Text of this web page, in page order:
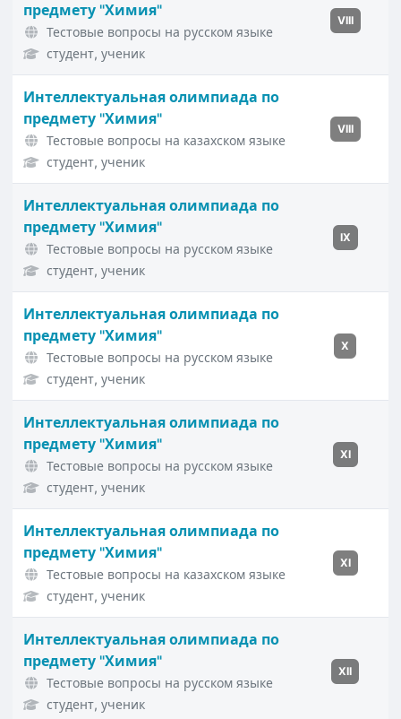
предмету "Химия"
Тестовые вопросы на русском языке
студент, ученик
VIII
Интеллектуальная олимпиада по
предмету "Химия"
Тестовые вопросы на казахском языке
студент, ученик
VIII
Интеллектуальная олимпиада по
предмету "Химия"
Тестовые вопросы на русском языке
студент, ученик
IX
Интеллектуальная олимпиада по
предмету "Химия"
Тестовые вопросы на русском языке
студент, ученик
X
Интеллектуальная олимпиада по
предмету "Химия"
Тестовые вопросы на русском языке
студент, ученик
XI
Интеллектуальная олимпиада по
предмету "Химия"
Тестовые вопросы на казахском языке
студент, ученик
XI
Интеллектуальная олимпиада по
предмету "Химия"
Тестовые вопросы на русском языке
студент, ученик
XII